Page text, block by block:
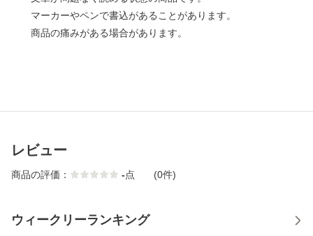
マーカーやペンで書込があることがあります。
商品の痛みがある場合があります。
レビュー
商品の評価： -点 (0件)
ウィークリーランキング